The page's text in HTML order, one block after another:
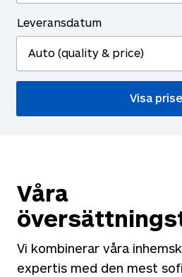
Leveransdatum
Våra
Vi kombinerar våra
expertis med den mest